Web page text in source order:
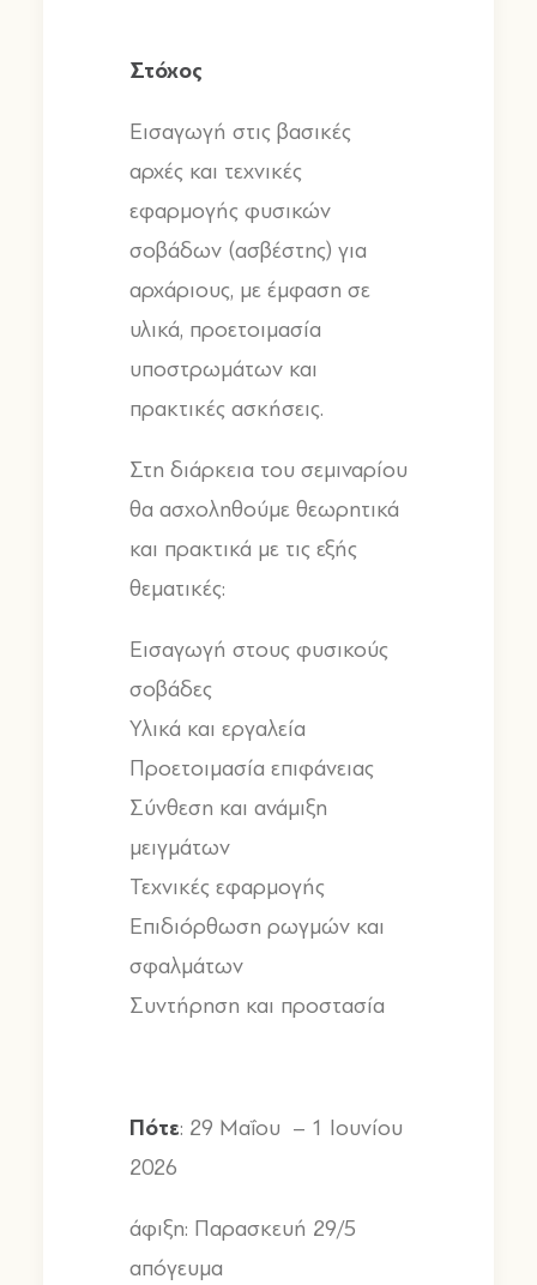
Στόχος
Εισαγωγή στις βασικές
αρχές και τεχνικές
εφαρμογής φυσικών
σοβάδων (ασβέστης) για
αρχάριους, με έμφαση σε
υλικά, προετοιμασία
υποστρωμάτων και
πρακτικές ασκήσεις.
Στη διάρκεια του σεμιναρίου
θα ασχοληθούμε θεωρητικά
και πρακτικά με τις εξής
θεματικές:
Εισαγωγή στους φυσικούς
σοβάδες
Υλικά και εργαλεία
Προετοιμασία επιφάνειας
Σύνθεση και ανάμιξη
μειγμάτων
Τεχνικές εφαρμογής
Επιδιόρθωση ρωγμών και
σφαλμάτων
Συντήρηση και προστασία
Πότε: 29 Μαΐου – 1 Ιουνίου
2026
άφιξη: Παρασκευή 29/5
απόγευμα